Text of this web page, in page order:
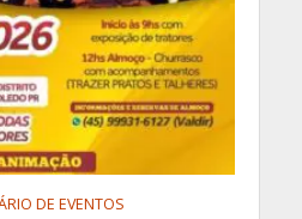
DE EVENTOS